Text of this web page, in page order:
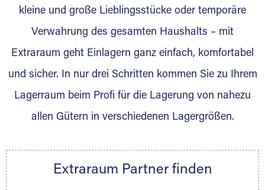
Ihre Vorteile als Extraraum Partner:
Marktgerechte Preise
Digitale Buchungsplattform
Gewinnung von Neukunden
Nachricht.
Telefon:+49 6145 5442 - 404
kleine und große Lieblingsstücke oder temporäre
Verwahrung des gesamten Haushalts – mit
Extraraum geht Einlagern ganz einfach, komfortabel
und sicher. In nur drei Schritten kommen Sie zu Ihrem
Lagerraum beim Profi für die Lagerung von nahezu
allen Gütern in verschiedenen Lagergrößen.
Extraraum Partner finden